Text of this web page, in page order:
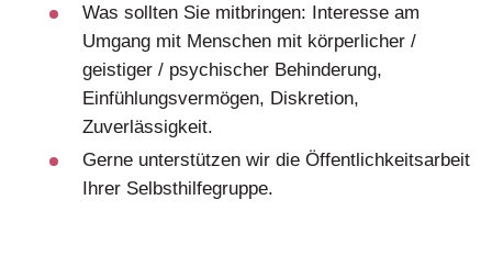
Was sollten Sie mitbringen: Interesse am
Umgang mit Menschen mit körperlicher /
geistiger / psychischer Behinderung,
Einfühlungsvermögen, Diskretion,
Zuverlässigkeit.
Gerne unterstützen wir die Öffentlichkeitsarbeit
Ihrer Selbsthilfegruppe.